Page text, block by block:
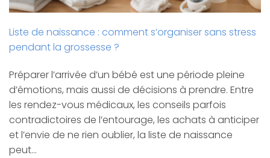
Liste de naissance : comment s’organiser sans stress
pendant la grossesse ?
Préparer l’arrivée d’un bébé est une période pleine
d’émotions, mais aussi de décisions à prendre. Entre
les rendez-vous médicaux, les conseils parfois
contradictoires de l’entourage, les achats à anticiper
et l’envie de ne rien oublier, la liste de naissance
peut…